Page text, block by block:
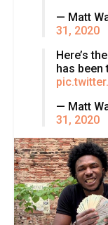
— Matt
31, 2020
Here’s
has been
— Matt
31, 2020